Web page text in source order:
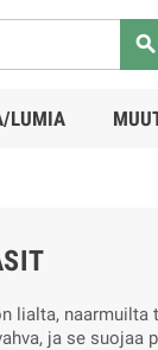
search
LUMIA
lialta,
ja se suojaa